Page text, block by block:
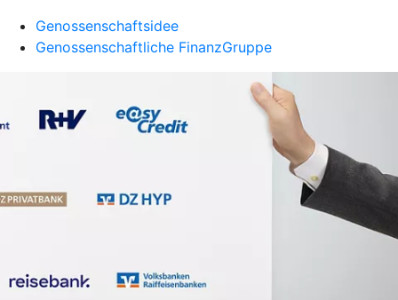
Genossenschaftsidee
Genossenschaftliche FinanzGruppe